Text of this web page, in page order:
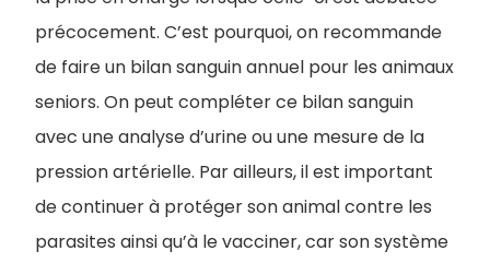
précocement. C’est pourquoi, on recommande
de faire un bilan sanguin annuel pour les animaux
seniors. On peut compléter ce bilan sanguin
avec une analyse d’urine ou une mesure de la
pression artérielle. Par ailleurs, il est important
de continuer à protéger son animal contre les
parasites ainsi qu’à le vacciner, car son système